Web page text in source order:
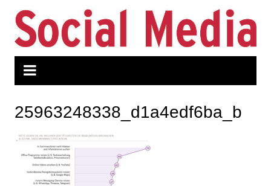
Inhalt
springen
25963248338_d1a4edf6ba_b